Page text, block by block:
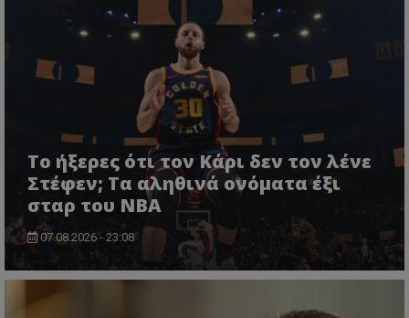
Το ήξερες ότι τον Κάρι δεν τον λένε
Στέφεν; Τα αληθινά ονόματα έξι
σταρ του NBA
07.08.2026 - 23:08